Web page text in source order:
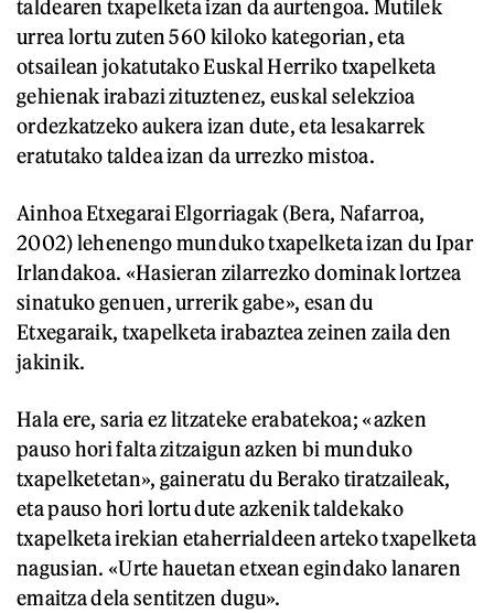
taldearen txapelketa izan da aurtengoa. Mutilek
urrea lortu zuten 560 kiloko kategorian, eta
otsailean jokatutako Euskal Herriko txapelketa
gehienak irabazi zituztenez, euskal selekzioa
ordezkatzeko aukera izan dute, eta lesakarrek
eratutako taldea izan da urrezko mistoa.
Ainhoa Etxegarai Elgorriagak (Bera, Nafarroa,
2002) lehenengo munduko txapelketa izan du Ipar
Irlandakoa. «Hasieran zilarrezko dominak lortzea
sinatuko genuen, urrerik gabe», esan du
Etxegaraik, txapelketa irabaztea zeinen zaila den
jakinik.
Hala ere, saria ez litzateke erabatekoa; «azken
pauso hori falta zitzaigun azken bi munduko
txapelketetan», gaineratu du Berako tiratzaileak,
eta pauso hori lortu dute azkenik taldekako
txapelketa irekian etaherrialdeen arteko txapelketa
nagusian. «Urte hauetan etxean egindako lanaren
emaitza dela sentitzen dugu».